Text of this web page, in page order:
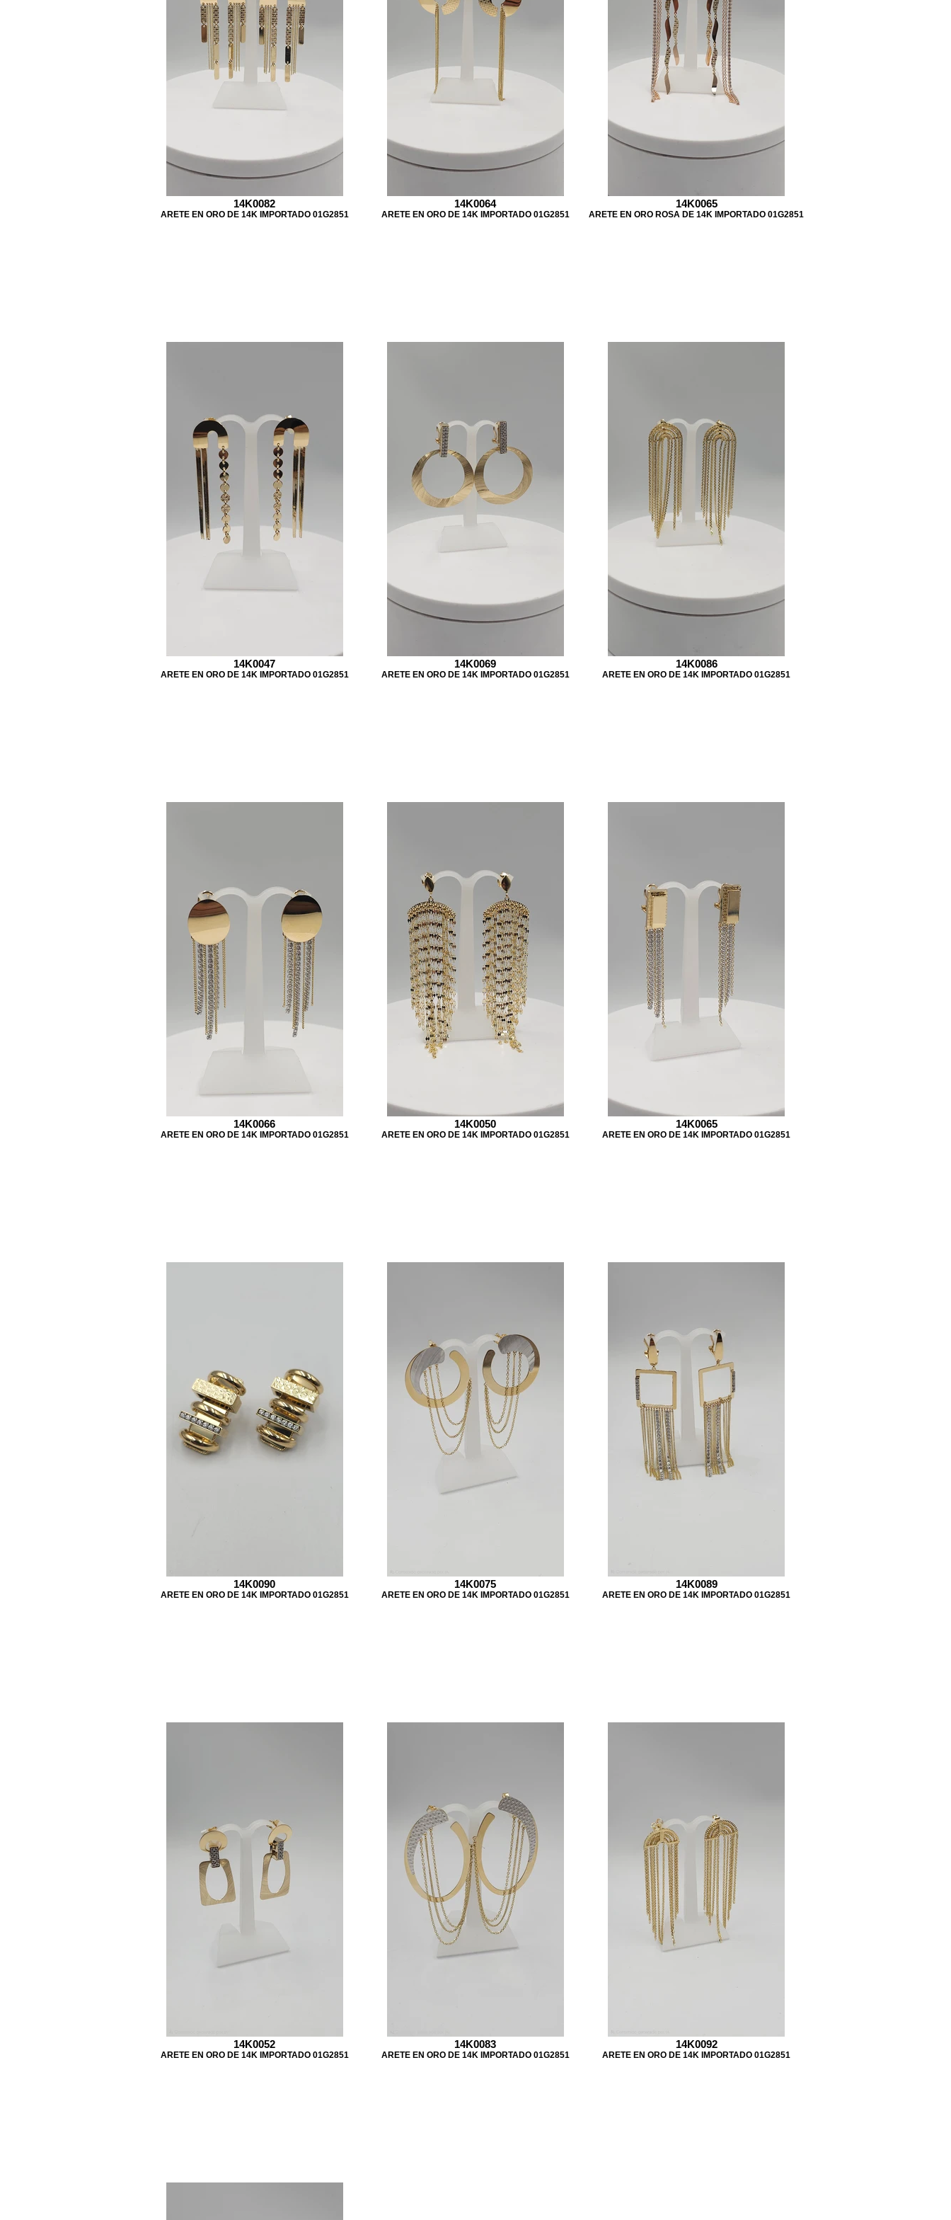
14K0082
ARETE EN ORO DE 14K IMPORTADO 01G2851
14K0064
ARETE EN ORO DE 14K IMPORTADO 01G2851
14K0065
ARETE EN ORO ROSA DE 14K IMPORTADO 01G2851
14K0047
ARETE EN ORO DE 14K IMPORTADO 01G2851
14K0069
ARETE EN ORO DE 14K IMPORTADO 01G2851
14K0086
ARETE EN ORO DE 14K IMPORTADO 01G2851
14K0066
ARETE EN ORO DE 14K IMPORTADO 01G2851
14K0050
ARETE EN ORO DE 14K IMPORTADO 01G2851
14K0065
ARETE EN ORO DE 14K IMPORTADO 01G2851
14K0090
ARETE EN ORO DE 14K IMPORTADO 01G2851
14K0075
ARETE EN ORO DE 14K IMPORTADO 01G2851
14K0089
ARETE EN ORO DE 14K IMPORTADO 01G2851
14K0052
ARETE EN ORO DE 14K IMPORTADO 01G2851
14K0083
ARETE EN ORO DE 14K IMPORTADO 01G2851
14K0092
ARETE EN ORO DE 14K IMPORTADO 01G2851